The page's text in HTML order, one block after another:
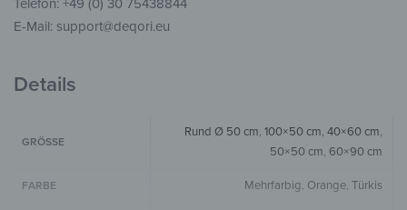
E-Mail: support@deqori.eu
Details
GRÖSSE
Rund Ø 50 cm, 100×50 cm, 40×60 cm,
50×50 cm, 60×90 cm
FARBE Mehrfarbig, Orange, Türkis